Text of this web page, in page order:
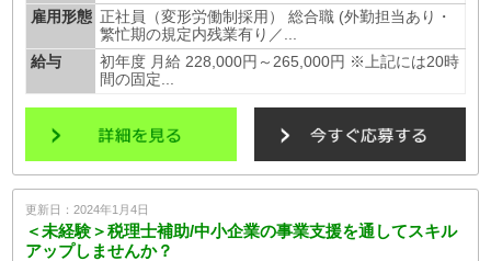
雇用形態 正社員（変形労働制採用） 総合職 (外勤担当あり・
繁忙期の規定内残業有り／...
給与
初年度 月給 228,000円～265,000円 ※上記には20時
間の固定...
更新日：2024年1月4日
＜未経験＞税理士補助/中小企業の事業支援を通してスキル
アップしませんか？